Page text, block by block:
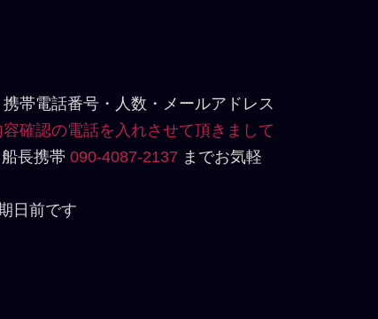
帯電話番号・人数・メールアドレス
確認の電話を入れさせて頂きまして
長携帯 090-4087-2137 までお気軽
日前です